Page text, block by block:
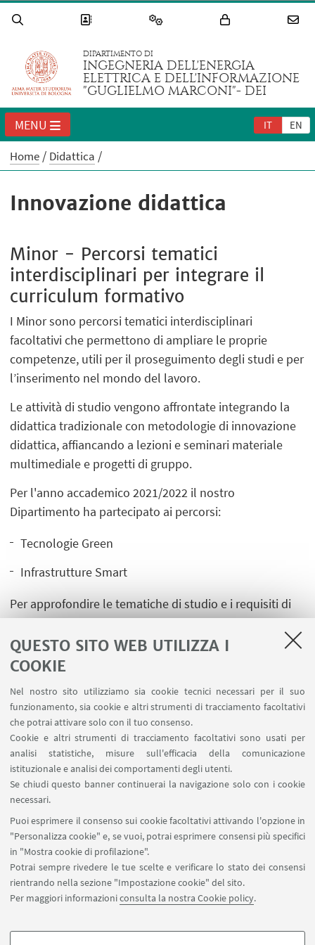
QUESTO SITO WEB UTILIZZA I
COOKIE
Nel nostro sito utilizziamo sia cookie tecnici necessari per il suo
funzionamento, sia cookie e altri strumenti di tracciamento facoltativi
che potrai attivare solo con il tuo consenso.
Cookie e altri strumenti di tracciamento facoltativi sono usati per
analisi statistiche, misure sull'efficacia della comunicazione
istituzionale e analisi dei comportamenti degli utenti.
Se chiudi questo banner continuerai la navigazione solo con i cookie
necessari.
Puoi esprimere il consenso sui cookie facoltativi attivando l'opzione in
"Personalizza cookie" e, se vuoi, potrai esprimere consensi più specifici
in "Mostra cookie di profilazione".
Potrai sempre rivedere le tue scelte e verificare lo stato dei consensi
rientrando nella sezione "Impostazione cookie" del sito.
Per maggiori informazioniconsulta la nostra Cookie policy.
DIPARTIMENTO DI
INGEGNERIA DELL'ENERGIA
ELETTRICA E DELL'INFORMAZIONE
"GUGLIELMO MARCONI"- DEI
IT EN
MENU
Home Didattica
Innovazione didattica
Minor - Percorsi tematici
interdisciplinari per integrare il
curriculum formativo
I Minor sono percorsi tematici interdisciplinari
facoltativi che permettono di ampliare le proprie
competenze, utili per il proseguimento degli studi e per
l’inserimento nel mondo del lavoro.
Le attività di studio vengono affrontate integrando la
didattica tradizionale con metodologie di innovazione
didattica, affiancando a lezioni e seminari materiale
multimediale e progetti di gruppo.
Per l'anno accademico 2021/2022 il nostro
Dipartimento ha partecipato ai percorsi:
Tecnologie Green
Infrastrutture Smart
Per approfondire le tematiche di studio e i requisiti di
accessoconsulta le schede descrittive sul Portale di
Ateneo.
LINK UTILI
Contatti
Area riservata
SEGUI UNIBO SU:
APP: